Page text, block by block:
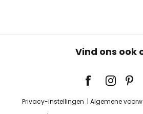
Vind ons ook
Privacy-instellingen Algemene